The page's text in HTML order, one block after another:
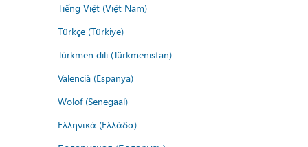
Tiếng Việt (Việt Nam)
Türkçe (Türkiye)
Türkmen dili (Türkmenistan)
Valencià (Espanya)
Wolof (Senegaal)
Ελληνικά (Ελλάδα)